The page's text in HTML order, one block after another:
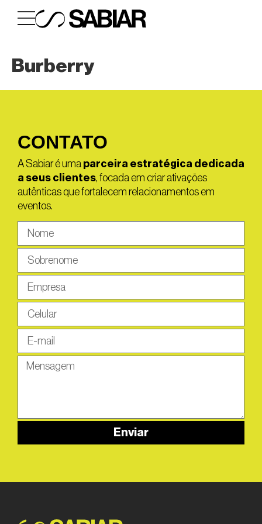
Burberry
CONTATO
A Sabiar é uma parceira estratégica dedicada
a seus clientes, focada em criar ativações
autênticas que fortalecem relacionamentos em
eventos.
Enviar